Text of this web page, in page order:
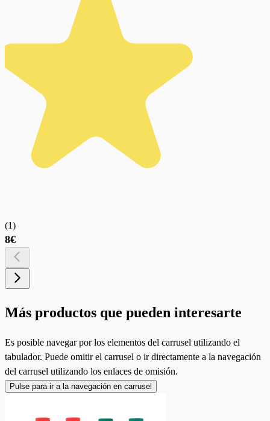
(1)
8€
Más productos que pueden interesarte
Es posible navegar por los elementos del carrusel utilizando el
tabulador. Puede omitir el carrusel o ir directamente a la navegación
del carrusel utilizando los enlaces de omisión.
Pulse para ir a la navegación en carrusel